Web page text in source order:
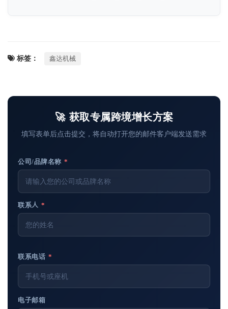
标签： 鑫达机械
🚀 获取专属跨境增长方案
填写表单后点击提交，将自动打开您的邮件客户端发送需求
公司/品牌名称 *
联系人 *
联系电话 *
电子邮箱